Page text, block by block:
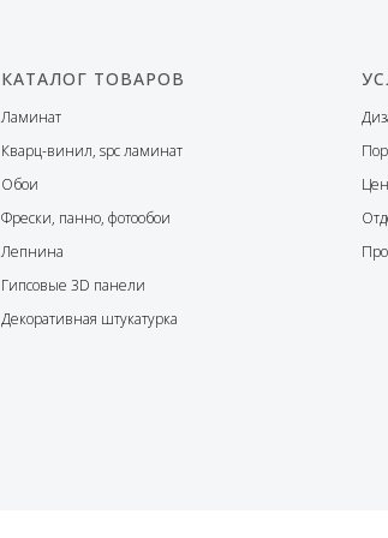
КАТАЛОГ ТОВАРОВ
Ламинат
Кварц-винил, spc ламинат
Обои
Фрески, панно, фотообои
Лепнина
Гипсовые 3D панели
Декоративная штукатурка